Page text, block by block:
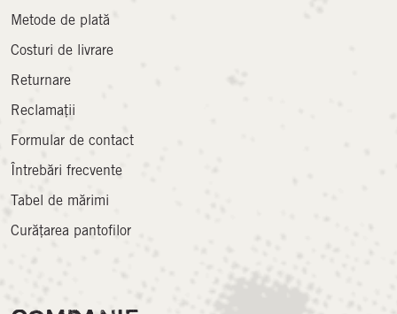
Metode de plată
Costuri de livrare
Returnare
Reclamații
Formular de contact
Întrebări frecvente
Tabel de mărimi
Curățarea pantofilor